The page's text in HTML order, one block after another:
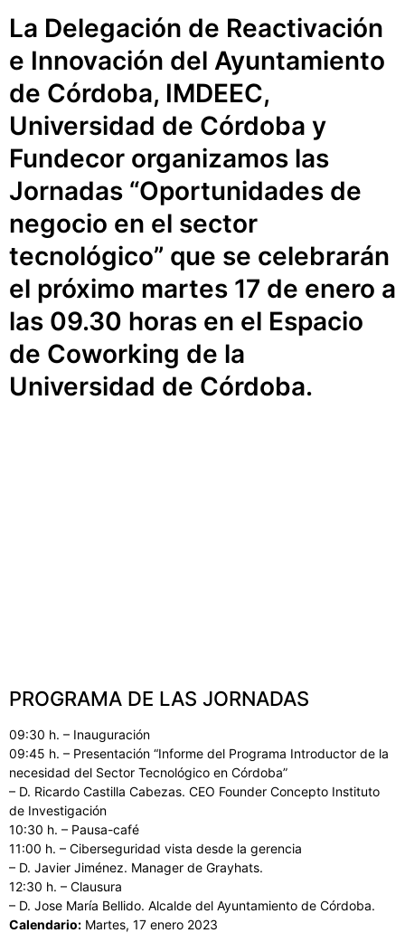
La Delegación de Reactivación
e Innovación del Ayuntamiento
de Córdoba, IMDEEC,
Universidad de Córdoba y
Fundecor organizamos las
Jornadas “Oportunidades de
negocio en el sector
tecnológico” que se celebrarán
el próximo martes 17 de enero a
las 09.30 horas en el Espacio
de Coworking de la
Universidad de Córdoba.
PROGRAMA DE LAS JORNADAS
09:30 h. – Inauguración
09:45 h. – Presentación “Informe del Programa Introductor de la
necesidad del Sector Tecnológico en Córdoba”
– D. Ricardo Castilla Cabezas. CEO Founder Concepto Instituto
de Investigación
10:30 h. – Pausa-café
11:00 h. – Ciberseguridad vista desde la gerencia
– D. Javier Jiménez. Manager de Grayhats.
12:30 h. – Clausura
– D. Jose María Bellido. Alcalde del Ayuntamiento de Córdoba.
Calendario: Martes, 17 enero 2023